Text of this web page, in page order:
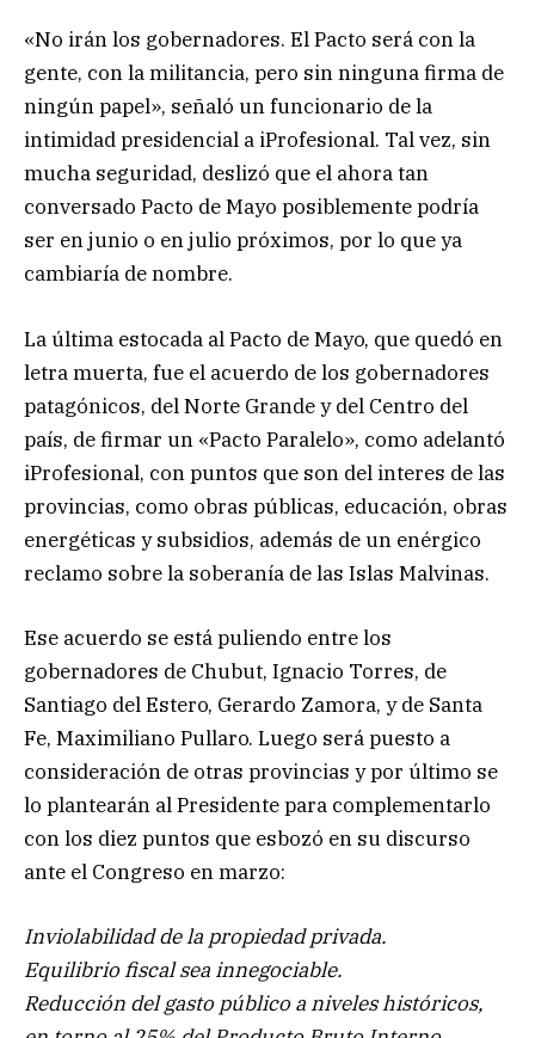
«No irán los gobernadores. El Pacto será con la
gente, con la militancia, pero sin ninguna firma de
ningún papel», señaló un funcionario de la
intimidad presidencial a iProfesional. Tal vez, sin
mucha seguridad, deslizó que el ahora tan
conversado Pacto de Mayo posiblemente podría
ser en junio o en julio próximos, por lo que ya
cambiaría de nombre.
La última estocada al Pacto de Mayo, que quedó en
letra muerta, fue el acuerdo de los gobernadores
patagónicos, del Norte Grande y del Centro del
país, de firmar un «Pacto Paralelo», como adelantó
iProfesional, con puntos que son del interes de las
provincias, como obras públicas, educación, obras
energéticas y subsidios, además de un enérgico
reclamo sobre la soberanía de las Islas Malvinas.
Ese acuerdo se está puliendo entre los
gobernadores de Chubut, Ignacio Torres, de
Santiago del Estero, Gerardo Zamora, y de Santa
Fe, Maximiliano Pullaro. Luego será puesto a
consideración de otras provincias y por último se
lo plantearán al Presidente para complementarlo
con los diez puntos que esbozó en su discurso
ante el Congreso en marzo:
Inviolabilidad de la propiedad privada.
Equilibrio fiscal sea innegociable.
Reducción del gasto público a niveles históricos,